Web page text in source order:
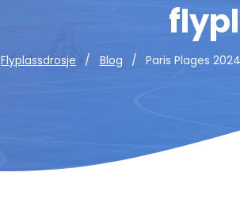
Flyplassdrosje Blog Paris Plages